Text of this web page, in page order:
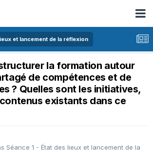
et lancement de la réflexion
la formation autour
de compétences et de
? Quelles sont les initiatives,
existants dans ce
Séance 1 - État des lieux et lancement de la